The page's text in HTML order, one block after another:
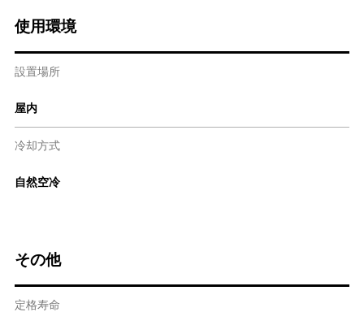
使用環境
設置場所
屋内
冷却方式
自然空冷
その他
定格寿命